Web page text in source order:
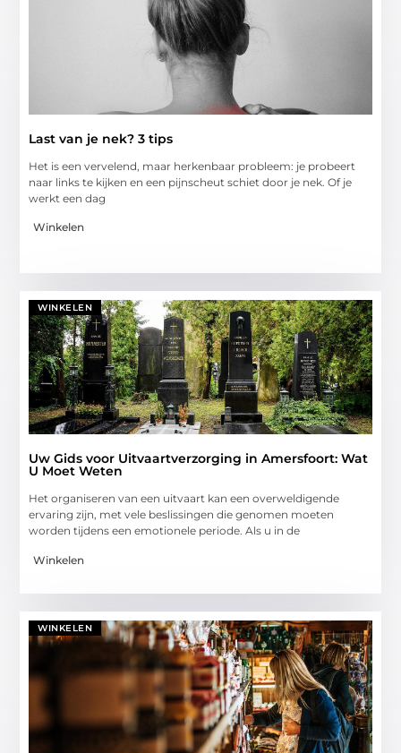
Last van je nek? 3 tips
Het is een vervelend, maar herkenbaar probleem: je probeert
naar links te kijken en een pijnscheut schiet door je nek. Of je
werkt een dag
Winkelen
WINKELEN
Uw Gids voor Uitvaartverzorging in Amersfoort: Wat
U Moet Weten
Het organiseren van een uitvaart kan een overweldigende
ervaring zijn, met vele beslissingen die genomen moeten
worden tijdens een emotionele periode. Als u in de
Winkelen
WINKELEN